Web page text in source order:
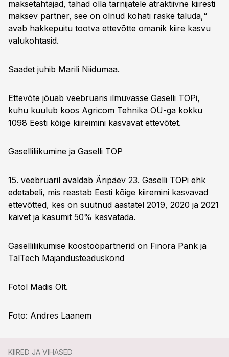
maksetähtajad, tahad olla tarnijatele atraktiivne kiiresti
maksev partner, see on olnud kohati raske taluda,“
avab hakkepuitu tootva ettevõtte omanik kiire kasvu
valukohtasid.
Saadet juhib Marili Niidumaa.
Ettevõte jõuab veebruaris ilmuvasse Gaselli TOPi,
kuhu kuulub koos Agricom Tehnika OÜ-ga kokku
1098 Eesti kõige kiireimini kasvavat ettevõtet.
Gaselliliikumine ja Gaselli TOP
15. veebruaril avaldab Äripäev 23. Gaselli TOPi ehk
edetabeli, mis reastab Eesti kõige kiiremini kasvavad
ettevõtted, kes on suutnud aastatel 2019, 2020 ja 2021
käivet ja kasumit 50% kasvatada.
Gaselliliikumise koostööpartnerid on Finora Pank ja
TalTech Majandusteaduskond
Fotol Madis Olt.
Foto: Andres Laanem
KIIRED JA VIHASED